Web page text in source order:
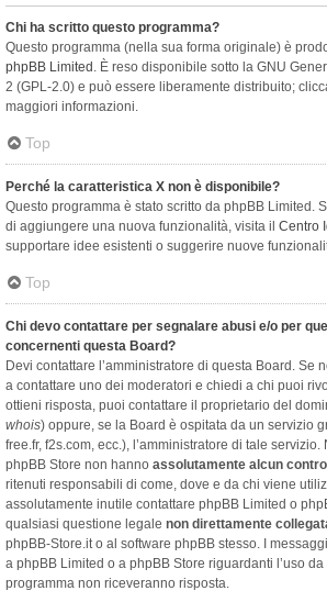
Chi ha scritto questo programma?
Questo programma (nella sua forma originale) è
phpBB Limited . È reso disponibile sotto la GNU
2 (GPL-2.0) e può essere liberamente distribuito;
maggiori informazioni.
Top
Perché la caratteristica X non è disponibile?
Questo programma è stato scritto da phpBB Limited.
di aggiungere una nuova funzionalità, visita il Centro
supportare idee esistenti o suggerire nuove
Top
Chi devo contattare per segnalare abusi e/o per
concernenti questa Board?
Devi contattare l’amministratore di questa Board. Se
a contattare uno dei moderatori e chiedi a chi puoi
ottieni risposta, puoi contattare il proprietario del
whois) oppure, se la Board è ospitata da un servizio
free.fr, f2s.com, ecc.), l’amministratore di tale
phpBB Store non hanno assolutamente alcun
ritenuti responsabili di come, dove e da chi viene
assolutamente inutile contattare phpBB Limited o
qualsiasi questione legale non direttamente
phpBB-Store.it o al software phpBB stesso. I
a phpBB Limited o a phpBB Store riguardanti l’uso
programma non riceveranno risposta.